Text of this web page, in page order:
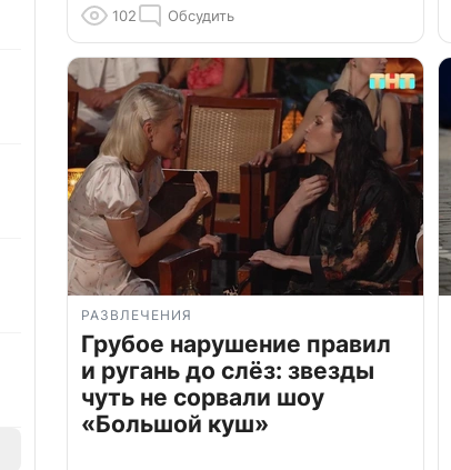
102 Обсудить
РАЗВЛЕЧЕНИЯ
Грубое нарушение правил
и ругань до слёз: звезды
чуть не сорвали шоу
«Большой куш»